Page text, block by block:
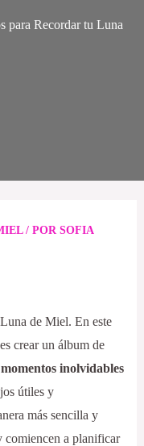
para Recordar tu Luna
/ POR SOFIA
de Miel. En este
crear un álbum de
inolvidables
útiles y
más sencilla y
comiencen a planificar